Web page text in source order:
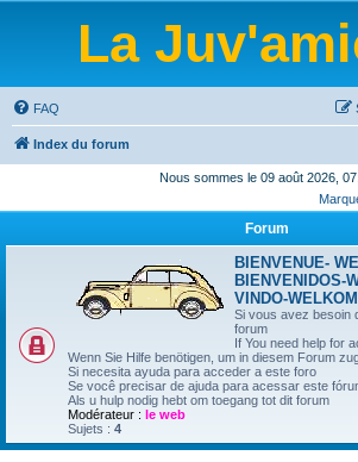
La
FAQ
Index du forum
Nous sommes le 09 août 2026,
Forum
BIENVENUE-
BIENVENIDOS-
VINDO-WELKOM
Si vous avez besoin
forum
If You need help for
Wenn Sie Hilfe benötigen, um in diesem Forum
Si necesita ayuda para acceder a este foro
Se você precisar de ajuda para acessar este
Als u hulp nodig hebt om toegang tot dit forum
Modérateur : le web
Sujets : 4